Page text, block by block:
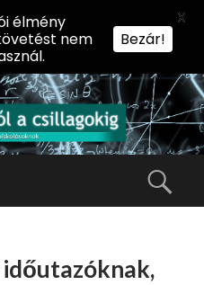
AZ
KT
Előadássorozat
Természettudományi
időutazóknak,
élmény
nem
Bezár!
X